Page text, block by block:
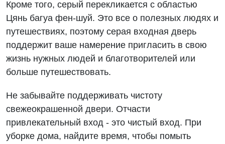
Кроме того, серый перекликается с областью
Цянь багуа фен-шуй. Это все о полезных людях и
путешествиях, поэтому серая входная дверь
поддержит ваше намерение пригласить в свою
жизнь нужных людей и благотворителей или
больше путешествовать.
Не забывайте поддерживать чистоту
свежеокрашенной двери. Отчасти
привлекательный вход - это чистый вход. При
уборке дома, найдите время, чтобы помыть